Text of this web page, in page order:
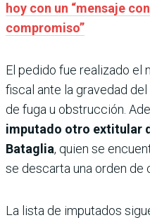
hoy con un “mensaje
compromiso”
El pedido fue realizado el
fiscal ante la gravedad
de fuga u obstrucción.
imputado otro extitular
Bataglia, quien se
se descarta una orden de
La lista de imputados